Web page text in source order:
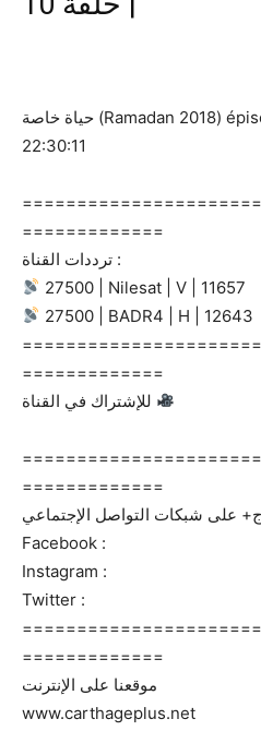
حياة خاصة (Ramadan 2018) épisode du 2020-05-04
22:30:11
=============
ترددات القناة :
27500 | Nilesat | V | 11657
27500 | BADR4 | H | 12643
=============
=============
Facebook :
Instagram :
Twitter :
=============
موقعنا على الإنترنت
www.carthageplus.net